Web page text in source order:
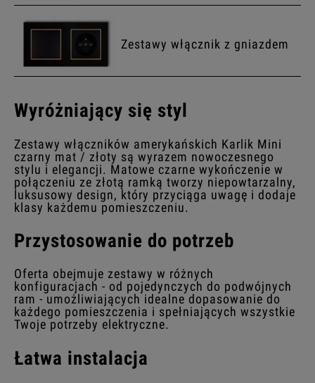
Zestawy włącznik z gniazdem
Wyróżniający się styl
Zestawy włączników amerykańskich Karlik Mini
czarny mat / złoty są wyrazem nowoczesnego
stylu i elegancji. Matowe czarne wykończenie w
połączeniu ze złotą ramką tworzy niepowtarzalny,
luksusowy design, który przyciąga uwagę i dodaje
klasy każdemu pomieszczeniu.
Przystosowanie do potrzeb
Oferta obejmuje zestawy w różnych
konfiguracjach - od pojedynczych do podwójnych
ram - umożliwiających idealne dopasowanie do
każdego pomieszczenia i spełniających wszystkie
Twoje potrzeby elektryczne.
Łatwa instalacja